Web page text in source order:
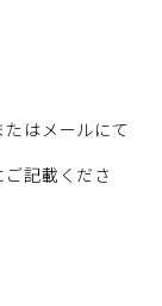
はメールにて
記載くださ